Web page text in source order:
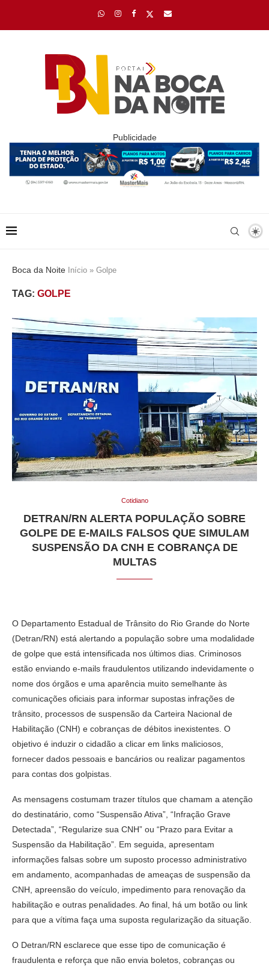
Publicidade
Boca da Noite Início » Golpe
TAG: GOLPE
Cotidiano
DETRAN/RN ALERTA POPULAÇÃO SOBRE
GOLPE DE E-MAILS FALSOS QUE SIMULAM
SUSPENSÃO DA CNH E COBRANÇA DE
MULTAS
O Departamento Estadual de Trânsito do Rio Grande do Norte
(Detran/RN) está alertando a população sobre uma modalidade
de golpe que está intensificada nos últimos dias. Criminosos
estão enviando e-mails fraudulentos utilizando indevidamente o
nome dos órgãos e uma aparência muito semelhante às
comunicações oficiais para informar supostas infrações de
trânsito, processos de suspensão da Carteira Nacional de
Habilitação (CNH) e cobranças de débitos inexistentes. O
objetivo é induzir o cidadão a clicar em links maliciosos,
fornecer dados pessoais e bancários ou realizar pagamentos
para contas dos golpistas.
As mensagens costumam trazer títulos que chamam a atenção
do destinatário, como “Suspensão Ativa”, “Infração Grave
Detectada”, “Regularize sua CNH” ou “Prazo para Evitar a
Suspensão da Habilitação”. Em seguida, apresentam
informações falsas sobre um suposto processo administrativo
em andamento, acompanhadas de ameaças de suspensão da
CNH, apreensão do veículo, impedimento para renovação da
habilitação e outras penalidades. Ao final, há um botão ou link
para que a vítima faça uma suposta regularização da situação.
O Detran/RN esclarece que esse tipo de comunicação é
fraudulenta e reforça que não envia boletos, cobranças ou